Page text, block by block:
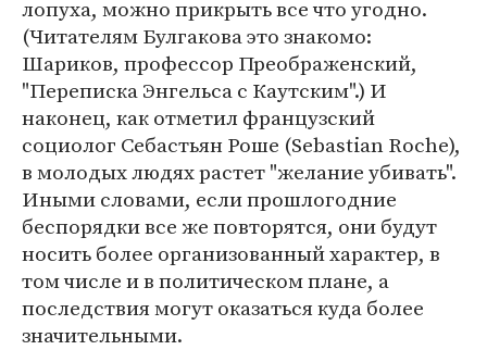
лопуха, можно прикрыть все что угодно.
(Читателям Булгакова это знакомо:
Шариков, профессор Преображенский,
"Переписка Энгельса с Каутским".) И
наконец, как отметил французский
социолог Себастьян Роше (Sebastian Roche),
в молодых людях растет "желание убивать".
Иными словами, если прошлогодние
беспорядки все же повторятся, они будут
носить более организованный характер, в
том числе и в политическом плане, а
последствия могут оказаться куда более
значительными.